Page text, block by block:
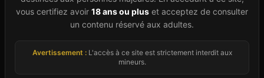
vous certifiez avoir 18 ans ou plus et acceptez de consulter
un contenu réservé aux adultes.
Avertissement :L'accès à ce site est strictement interdit aux
mineurs.
Découvrez17clubs libertins et échangistes en
Pays de la Loire. Parcourez par département ou